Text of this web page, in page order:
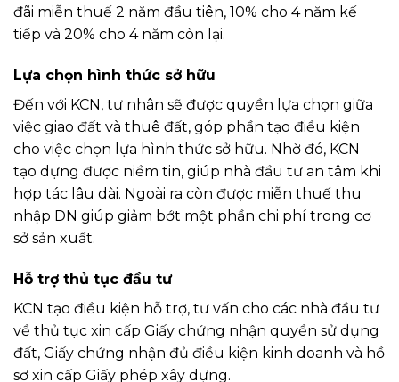
đãi miễn thuế 2 năm đầu tiên, 10% cho 4 năm kế
tiếp và 20% cho 4 năm còn lại.
Lựa chọn hình thức sở hữu
Đến với KCN, tư nhân sẽ được quyền lựa chọn giữa
việc giao đất và thuê đất, góp phần tạo điều kiện
cho việc chọn lựa hình thức sở hữu. Nhờ đó, KCN
tạo dựng được niềm tin, giúp nhà đầu tư an tâm khi
hợp tác lâu dài. Ngoài ra còn được miễn thuế thu
nhập DN giúp giảm bớt một phần chi phí trong cơ
sở sản xuất.
Hỗ trợ thủ tục đầu tư
KCN tạo điều kiện hỗ trợ, tư vấn cho các nhà đầu tư
về thủ tục xin cấp Giấy chứng nhận quyền sử dụng
đất, Giấy chứng nhận đủ điều kiện kinh doanh và hồ
sơ xin cấp Giấy phép xây dựng.